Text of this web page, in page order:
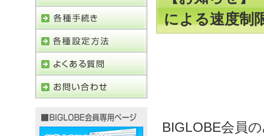
による速度制
BIGLOBE会員